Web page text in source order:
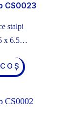
CS0023
stalpi
x 6.5…